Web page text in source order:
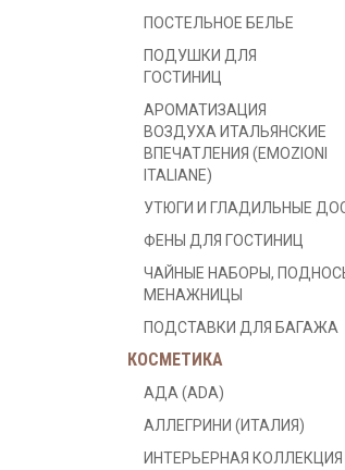
ПОСТЕЛЬНОЕ БЕЛЬЕ
ПОДУШКИ ДЛЯ
ГОСТИНИЦ
АРОМАТИЗАЦИЯ
ВОЗДУХА ИТАЛЬЯНСКИЕ
ВПЕЧАТЛЕНИЯ (EMOZIONI
ITALIANE)
УТЮГИ И ГЛАДИЛЬНЫЕ
ФЕНЫ ДЛЯ ГОСТИНИЦ
ЧАЙНЫЕ НАБОРЫ,
МЕНАЖНИЦЫ
ПОДСТАВКИ ДЛЯ БАГАЖА
КОСМЕТИКА
АДА (ADA)
АЛЛЕГРИНИ (ИТАЛИЯ)
ИНТЕРЬЕРНАЯ КОЛЛЕКЦИЯ